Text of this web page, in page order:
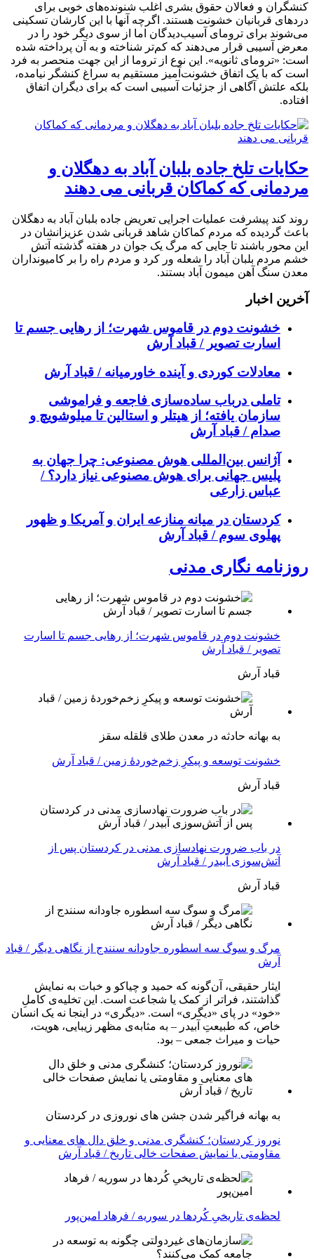
کنشگران و فعالان حقوق بشری اغلب شنونده‌های خوبی برای
دردهای قربانیان خشونت هستند. اگرچه آنها با این کارشان تسکینی
می‌شوند برای ترومای آسیب‌دیدگان اما از سوی دیگر خود را در
معرض آسیبی قرار می‌دهند که کم‌تر شناخته و به آن پرداخته شده
است: «ترومای ثانویه». این نوع از تروما از این جهت منحصر به فرد
است که با یک اتفاق خشونت‌آمیز مستقیم به سراغ کنشگر نیامده،
بلکه علتش آگاهی از جزئیات آسیبی است که برای دیگران اتفاق
افتاده.
حکایات تلخ جاده بلبان آباد به دهگلان و
مردمانی که کماکان قربانی می دهند
روند کند پیشرفت عملیات اجرایی تعریض جاده بلبان آباد به دهگلان
باعث گردیده که مردم کماکان شاهد قربانی شدن عزیزانشان در
این محور باشند تا جایی که مرگ یک جوان در هفته گذشته آتش
خشم مردم بلبان آباد را شعله ور کرد و مردم راه را بر کامیونداران
معدن سنگ آهن میمون آباد بستند.
آخرین اخبار
خشونت دوم در قاموس شهرت؛ از رهایی جسم تا
اسارت تصویر / قباد آرش
معادلات کوردی و آینده خاورمیانه / قباد آرش
تاملی درباب سادەسازی فاجعە و فراموشی
سازمان یافتە؛ از هیتلر و استالین تا میلوشویچ و
صدام / قباد آرش
آژانس بین‌المللی هوش مصنوعی: چرا جهان به
پلیس جهانی برای هوش مصنوعی نیاز دارد؟ /
عباس زارعی
کردستان در میانه منازعە ایران و آمریکا و ظهور
پهلوی سوم / قباد آرش
روزنامه نگاری مدنی
خشونت دوم در قاموس شهرت؛ از رهایی جسم تا اسارت
تصویر / قباد آرش
قباد آرش
بە بهانه حادثە در معدن طلای قلقله سقز
خشونت توسعه و پیکرِ زخم‌خوردهٔ زمین / قباد آرش
قباد آرش
در باب ضرورت نهادسازی مدنی در کردستان پس از
آتش‌سوزی آبیدر / قباد آرش
قباد آرش
مرگ و سوگ سه اسطوره جاودانه سنندج از نگاهی دیگر / قباد
آرش
ایثار حقیقی، آن‌گونه که حمید و چیاکو و خبات به نمایش
گذاشتند، فراتر از کمک یا شجاعت است. این تخلیه‌ی کاملِ
«خود» در پای «دیگری» است. «دیگری» در اینجا نه یک انسان
خاص، که طبیعتِ آبیدر – به مثابه‌ی مظهر زیبایی، هویت،
حیات و میراث جمعی – بود.
به بهانه فراگیر شدن جشن های نوروزی در کردستان
نوروز کردستان؛ کنشگری مدنی و خلق دال های معنایی و
مقاومتی یا نمایش صفحات خالی تاریخ / قباد آرش
لحظه‌ی تاریخیِ کُردها در سوریه / فرهاد امین‌پور